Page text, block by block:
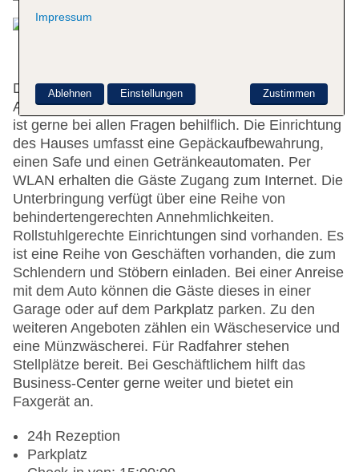
Das Hotel bietet 43 Zimmer und verfügt über einen
Aufzug. Das freundliche Personal an der Rezeption
ist gerne bei allen Fragen behilflich. Die Einrichtung
des Hauses umfasst eine Gepäckaufbewahrung,
einen Safe und einen Getränkeautomaten. Per
WLAN erhalten die Gäste Zugang zum Internet. Die
Unterbringung verfügt über eine Reihe von
behindertengerechten Annehmlichkeiten.
Rollstuhlgerechte Einrichtungen sind vorhanden. Es
ist eine Reihe von Geschäften vorhanden, die zum
Schlendern und Stöbern einladen. Bei einer Anreise
mit dem Auto können die Gäste dieses in einer
Garage oder auf dem Parkplatz parken. Zu den
weiteren Angeboten zählen ein Wäscheservice und
eine Münzwäscherei. Für Radfahrer stehen
Stellplätze bereit. Bei Geschäftlichem hilft das
Business-Center gerne weiter und bietet ein
Faxgerät an.
24h Rezeption
Parkplatz
Impressum
Zustimmen
Ablehnen Einstellungen